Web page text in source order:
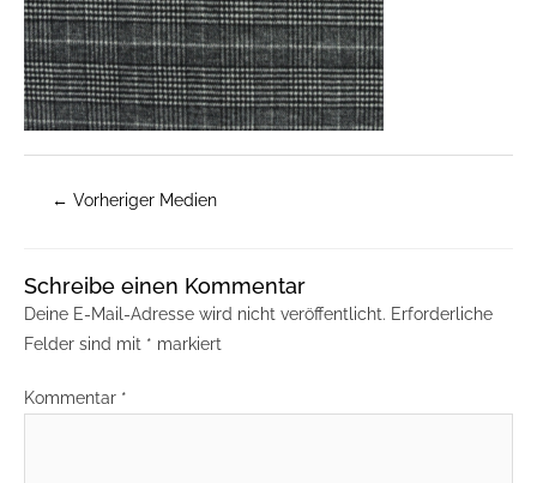
← Vorheriger Medien
Schreibe einen Kommentar
Deine E-Mail-Adresse wird nicht veröffentlicht. Erforderliche
Felder sind mit * markiert
Kommentar *